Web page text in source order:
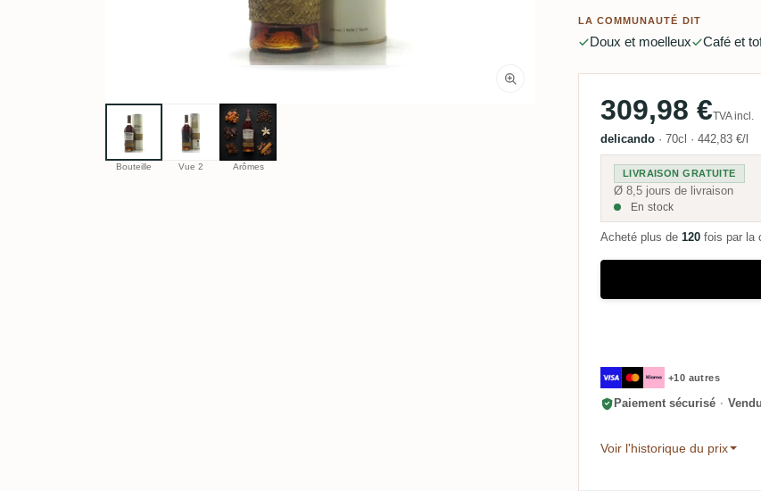
Bouteille Vue 2 Arômes
LA COMMUNAUTÉ DIT
Doux et moelleux Café et
309,98 €TVA incl.
delicando · 70cl · 442,83 €/l
LIVRAISON GRATUITE
Ø 8,5 jours de livraison
En stock
Acheté plus de 120fois par la
+10 autres
Paiement sécurisé ·
Voir l'historique du prix